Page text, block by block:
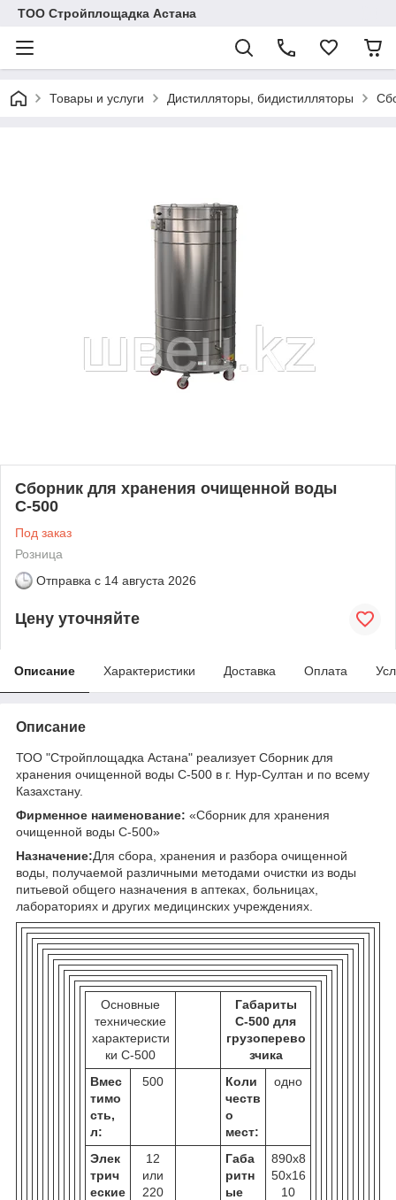
ТОО Стройплощадка Астана
Товары и услуги Дистилляторы, бидистилляторы
Сборник для хранения очищенной воды
С-500
Под заказ
Розница
Отправка с 14 августа 2026
Цену уточняйте
Описание Характеристики Доставка Оплата
Описание
ТОО "Стройплощадка Астана" реализует Сборник для
хранения очищенной воды С-500 в г. Нур-Султан и по всему
Казахстану.
Фирменное наименование: «Сборник для хранения
очищенной воды С-500»
Назначение:Для сбора, хранения и разбора очищенной
воды, получаемой различными методами очистки из воды
питьевой общего назначения в аптеках, больницах,
лабораториях и других медицинских учреждениях.
Основные
технические
характеристи
ки С-500
Габариты
С-500 для
грузоперево
зчика
Вмес
тимо
сть,
л:
500
Коли
честв
о
мест:
одно
Элек
трич
еские
12
или
220
Габа
ритн
ые
890х8
50х16
10